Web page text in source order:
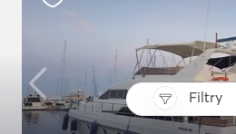
Filtry